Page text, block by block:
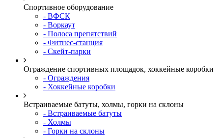
Спортивное оборудование
- ВФСК
- Воркаут
- Полоса препятствий
- Фитнес-станция
- Скейт-парки
Ограждение спортивных площадок, хоккейные коробки
- Ограждения
- Хоккейные коробки
Встраиваемые батуты, холмы, горки на склоны
- Встраиваемые батуты
- Холмы
- Горки на склоны